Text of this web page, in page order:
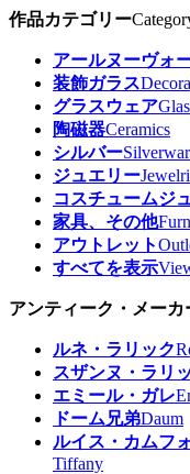
作品カテゴリー
アールヌーヴォ
装飾ガラス
グラスウェア
陶磁器Ceramics
シルバー
ジュエリー
コスチュームジ
家具、その他
アウトレット
すべてを表示
アンティーク・メー
ルネ・ラリック
スザンヌ・ラリ
エミール・ガレ
ドーム兄弟Daum
ルイス・カムフ
Tiffany